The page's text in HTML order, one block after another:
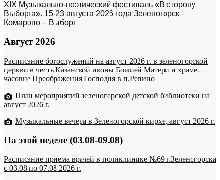
XIX Музыкально-поэтический фестиваль «В сторону
Выборга». 15-23 августа 2026 года Зеленогорск –
Комарово – Выборг
Август 2026
Расписание богослужений на август 2026 г. в зеленогорской
церкви в честь Казанской иконы Божией Матери и храме-
часовне Преображения Господня в п.Репино
План мероприятий зеленогорской детской библиотеки на
август 2026 г.
Музыкальные вечера в Зеленогорской кирхе, август 2026 г.
На этой неделе (03.08-09.08)
Расписание приема врачей в поликлинике №69 г.Зеленогорска
c 03.08 по 07.08 2026 г.